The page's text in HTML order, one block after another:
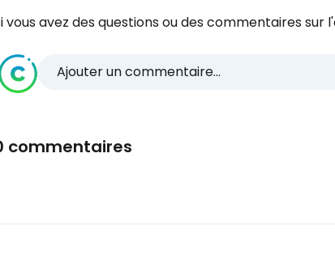
vous avez des questions ou des commentaires sur
Ajouter un commentaire...
commentaires